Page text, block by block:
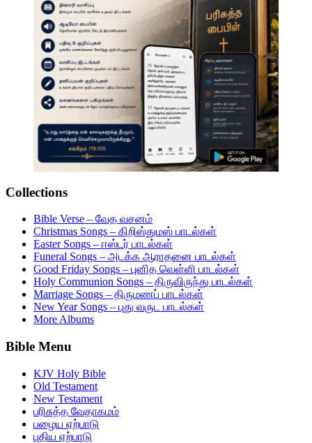
Collections
Bible Verse – வேத வசனம்
Christmas Songs – கிறிஸ்துமஸ் பாடல்கள்
Easter Songs – ஈஸ்டர் பாடல்கள்
Funeral Songs – அடக்க ஆராதனை பாடல்கள்
Good Friday Songs – புனித வெள்ளி பாடல்கள்
Holy Communion Songs – திருவிருந்து பாடல்கள்
Marriage Songs – திருமணப் பாடல்கள்
New Year Songs – புது வருட பாடல்கள்
More Albums
Bible Menu
KJV Holy Bible
Old Testament
New Testament
பரிசுத்த வேதாகமம்
பழைய ஏற்பாடு
புதிய ஏற்பாடு